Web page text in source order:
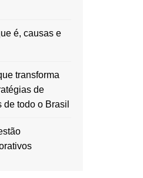
é, causas e
transforma
de
todo o Brasil